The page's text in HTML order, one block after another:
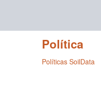
Política
Políticas SoilData